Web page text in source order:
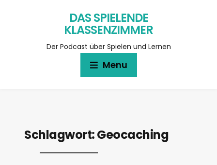
DAS SPIELENDE
KLASSENZIMMER
Der Podcast über Spielen und Lernen
Menu
Schlagwort:Geocaching